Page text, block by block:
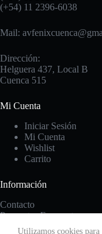
Utilizamos cookies
(+54) 11 2396-6038
Mail:
Dirección:
Helguera 437, Local B
Cuenca 515
Mi Cuenta
Iniciar Sesión
Mi Cuenta
Wishlist
Carrito
Información
Contacto
Preguntas Frecuentes
Cambios y Devoluciones